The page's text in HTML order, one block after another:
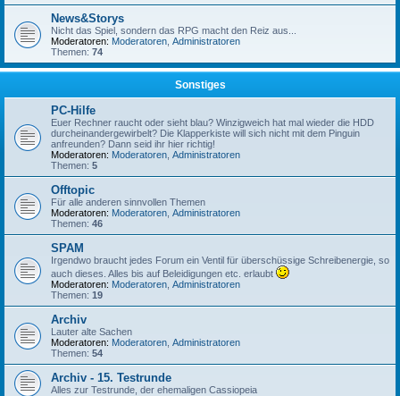
News&Storys
Nicht das Spiel, sondern das RPG macht den Reiz aus...
Moderatoren: Moderatoren Administratoren
Themen: 74
Sonstiges
PC-Hilfe
Euer Rechner raucht oder sieht blau? Winzigweich hat mal wieder die HDD
durcheinandergewirbelt? Die Klapperkiste will sich nicht mit dem Pinguin
anfreunden? Dann seid ihr hier richtig!
Moderatoren: Moderatoren Administratoren
Themen: 5
Offtopic
Für alle anderen sinnvollen Themen
Moderatoren: Moderatoren Administratoren
Themen: 46
SPAM
Irgendwo braucht jedes Forum ein Ventil für überschüssige Schreibenergie, so
auch dieses. Alles bis auf Beleidigungen etc. erlaubt
Moderatoren: Moderatoren Administratoren
Themen: 19
Archiv
Lauter alte Sachen
Moderatoren: Moderatoren Administratoren
Themen: 54
Archiv - 15. Testrunde
Alles zur Testrunde, der ehemaligen Cassiopeia